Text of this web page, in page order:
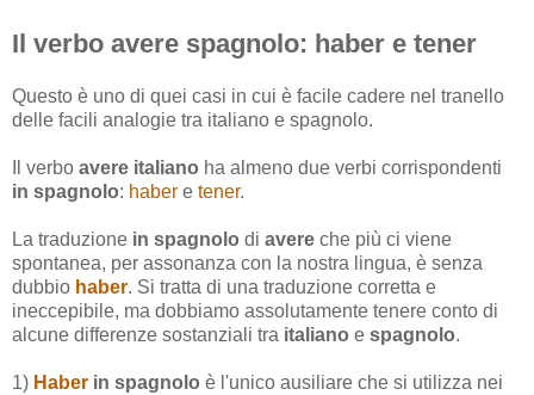
Il verbo avere spagnolo: haber e tener
Questo è uno di quei casi in cui è facile cadere nel tranello
delle facili analogie tra italiano e spagnolo.
Il verbo avere italiano ha almeno due verbi corrispondenti
in spagnolo: haber e tener.
La traduzione in spagnolo di avere che più ci viene
spontanea, per assonanza con la nostra lingua, è senza
dubbio haber. Si tratta di una traduzione corretta e
ineccepibile, ma dobbiamo assolutamente tenere conto di
alcune differenze sostanziali tra italiano e spagnolo.
1) Haber in spagnolo è l'unico ausiliare che si utilizza nei